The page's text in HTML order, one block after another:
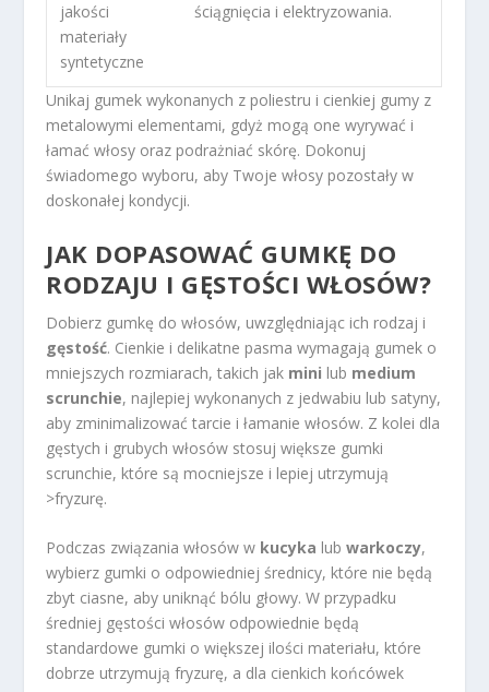
jakości
materiały
syntetyczne
ściągnięcia i elektryzowania.
Unikaj gumek wykonanych z poliestru i cienkiej gumy z
metalowymi elementami, gdyż mogą one wyrywać i
łamać włosy oraz podrażniać skórę. Dokonuj
świadomego wyboru, aby Twoje włosy pozostały w
doskonałej kondycji.
JAK DOPASOWAĆ GUMKĘ DO
RODZAJU I GĘSTOŚCI WŁOSÓW?
Dobierz gumkę do włosów, uwzględniając ich rodzaj i
gęstość. Cienkie i delikatne pasma wymagają gumek o
mniejszych rozmiarach, takich jak mini lub medium
scrunchie, najlepiej wykonanych z jedwabiu lub satyny,
aby zminimalizować tarcie i łamanie włosów. Z kolei dla
gęstych i grubych włosów stosuj większe gumki
scrunchie, które są mocniejsze i lepiej utrzymują
>fryzurę.
Podczas związania włosów w kucyka lubwarkoczy,
wybierz gumki o odpowiedniej średnicy, które nie będą
zbyt ciasne, aby uniknąć bólu głowy. W przypadku
średniej gęstości włosów odpowiednie będą
standardowe gumki o większej ilości materiału, które
dobrze utrzymują fryzurę, a dla cienkich końcówek